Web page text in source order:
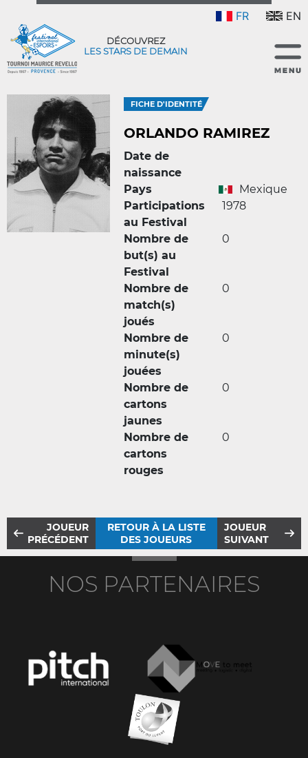
FR EN
DÉCOUVREZ
LES STARS DE DEMAIN
FICHE D'IDENTITÉ
ORLANDO RAMIREZ
Date de
naissance
Pays
Mexique
Participations
au Festival
1978
Nombre de
but(s) au
Festival
0
Nombre de
match(s)
joués
0
Nombre de
minute(s)
jouées
0
Nombre de
cartons
jaunes
0
Nombre de
cartons
rouges
0
JOUEUR
PRÉCÉDENT
RETOUR À LA LISTE
DES JOUEURS
JOUEUR
SUIVANT
NOS PARTENAIRES